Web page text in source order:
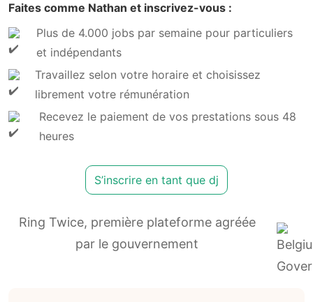
Faites comme Nathan et inscrivez-vous :
Plus de 4.000 jobs par semaine pour particuliers
et indépendants
Travaillez selon votre horaire et choisissez
librement votre rémunération
Recevez le paiement de vos prestations sous 48
heures
S’inscrire en tant que dj
Ring Twice, première plateforme agréée
par le gouvernement